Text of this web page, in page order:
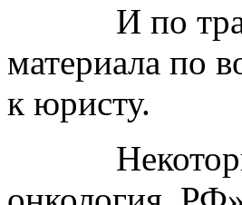
И по
материала по
к юристу.
Некоторые